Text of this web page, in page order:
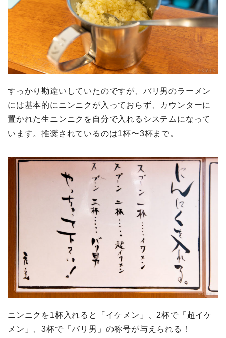
すっかり勘違いしていたのですが、バリ男のラーメン
には基本的にニンニクが入っておらず、カウンターに
置かれた生ニンニクを自分で入れるシステムになって
います。推奨されているのは1杯〜3杯まで。
ニンニクを1杯入れると「イケメン」、2杯で「超イケ
メン」、3杯で「バリ男」の称号が与えられる！